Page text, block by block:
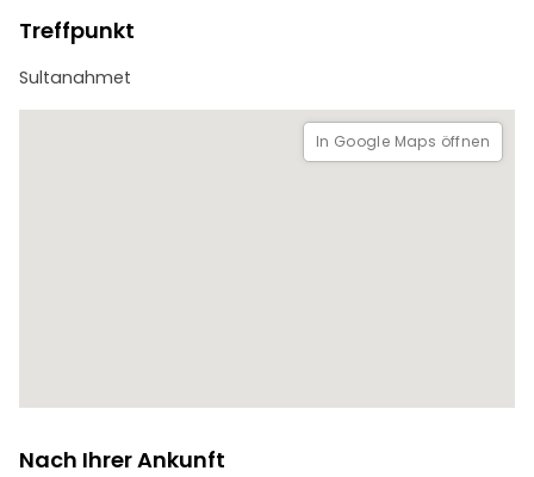
bezahlt werden.
Der Große Basar ist am Sonntag geschlossen.
Treffpunkt
Sultanahmet
In Google Maps öffnen
Nach Ihrer Ankunft